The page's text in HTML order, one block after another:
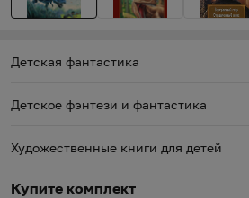
Детская фантастика
Детское фэнтези и фантастика
Художественные книги для детей
Купите комплект